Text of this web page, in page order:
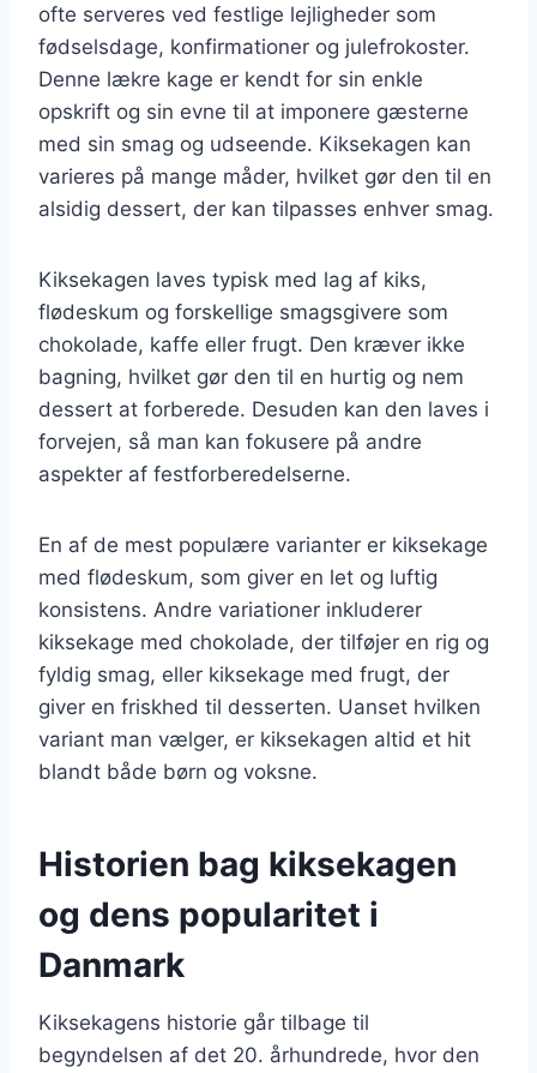
ofte serveres ved festlige lejligheder som
fødselsdage, konfirmationer og julefrokoster.
Denne lækre kage er kendt for sin enkle
opskrift og sin evne til at imponere gæsterne
med sin smag og udseende. Kiksekagen kan
varieres på mange måder, hvilket gør den til en
alsidig dessert, der kan tilpasses enhver smag.
Kiksekagen laves typisk med lag af kiks,
flødeskum og forskellige smagsgivere som
chokolade, kaffe eller frugt. Den kræver ikke
bagning, hvilket gør den til en hurtig og nem
dessert at forberede. Desuden kan den laves i
forvejen, så man kan fokusere på andre
aspekter af festforberedelserne.
En af de mest populære varianter er kiksekage
med flødeskum, som giver en let og luftig
konsistens. Andre variationer inkluderer
kiksekage med chokolade, der tilføjer en rig og
fyldig smag, eller kiksekage med frugt, der
giver en friskhed til desserten. Uanset hvilken
variant man vælger, er kiksekagen altid et hit
blandt både børn og voksne.
Historien bag kiksekagen
og dens popularitet i
Danmark
Kiksekagens historie går tilbage til
begyndelsen af det 20. århundrede, hvor den